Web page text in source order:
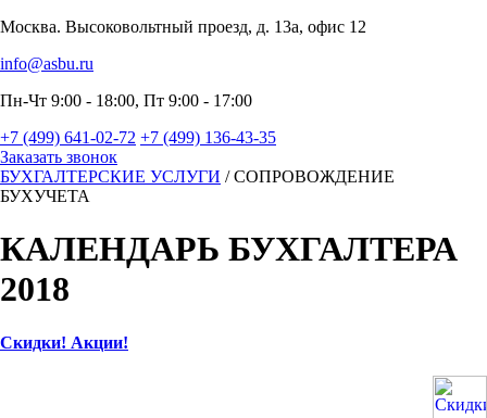
Москва. Высоковольтный проезд, д. 13а, офис 12
info@asbu.ru
Пн-Чт 9:00 - 18:00, Пт 9:00 - 17:00
+7 (499) 641-02-72 +7 (499) 136-43-35
Заказать звонок
БУХГАЛТЕРСКИЕ УСЛУГИ /СОПРОВОЖДЕНИЕ
БУХУЧЕТА
КАЛЕНДАРЬ БУХГАЛТЕРА
2018
Скидки! Акции!